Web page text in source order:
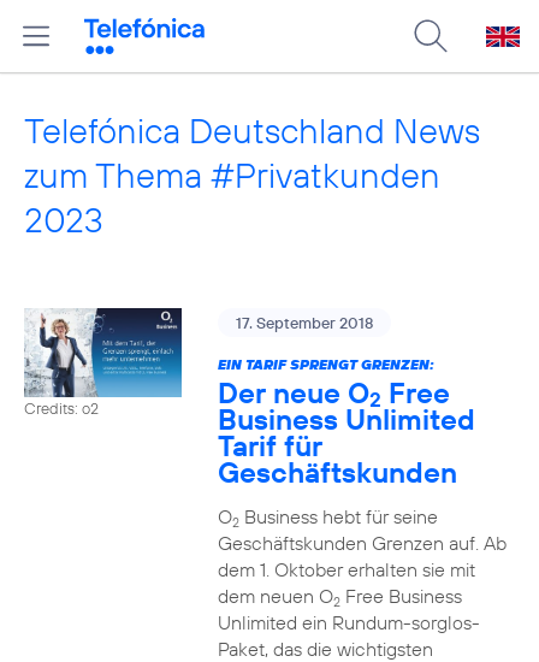
Telefónica Deutschland News
zum Thema #Privatkunden
2023
Credits: o2
17. September 2018
EIN TARIF SPRENGT GRENZEN:
Der neue O2 Free
Business Unlimited
Tarif für
Geschäftskunden
O2Business hebt für seine
Geschäftskunden Grenzen auf. Ab
dem 1. Oktober erhalten sie mit
dem neuen O2Free Business
Unlimited ein Rundum-sorglos-
Paket, das die wichtigsten